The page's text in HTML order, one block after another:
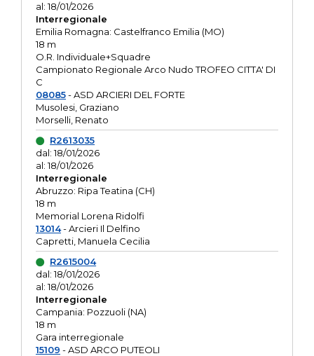
al: 18/01/2026
Interregionale
Emilia Romagna: Castelfranco Emilia (MO)
18 m
O.R. Individuale+Squadre
Campionato Regionale Arco Nudo TROFEO CITTA' DI
C
08085- ASD ARCIERI DEL FORTE
Musolesi, Graziano
Morselli, Renato
R2613035
dal: 18/01/2026
al: 18/01/2026
Interregionale
Abruzzo: Ripa Teatina (CH)
18 m
Memorial Lorena Ridolfi
13014- Arcieri Il Delfino
Capretti, Manuela Cecilia
R2615004
dal: 18/01/2026
al: 18/01/2026
Interregionale
Campania: Pozzuoli (NA)
18 m
Gara interregionale
15109 - ASD ARCO PUTEOLI